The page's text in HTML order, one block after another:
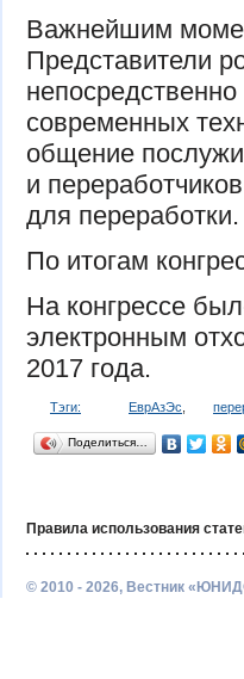
Важнейшим
Представители
современных
общение
и
для переработки.
По итогам
На конгрессе
электронным
2017 года.
Тэги: ЕврАзЭс
Поделиться…
Правила использования
© 2010 - 2026, Вестник